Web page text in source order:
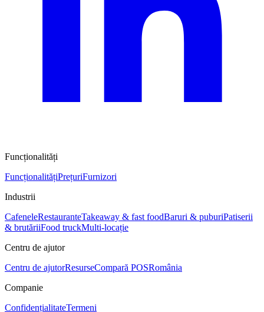
Funcționalități
FuncționalitățiPrețuriFurnizori
Industrii
CafeneleRestauranteTakeaway & fast foodBaruri & puburiPatiserii
& brutăriiFood truckMulti-locație
Centru de ajutor
Centru de ajutorResurseCompară POSRomânia
Companie
ConfidențialitateTermeni